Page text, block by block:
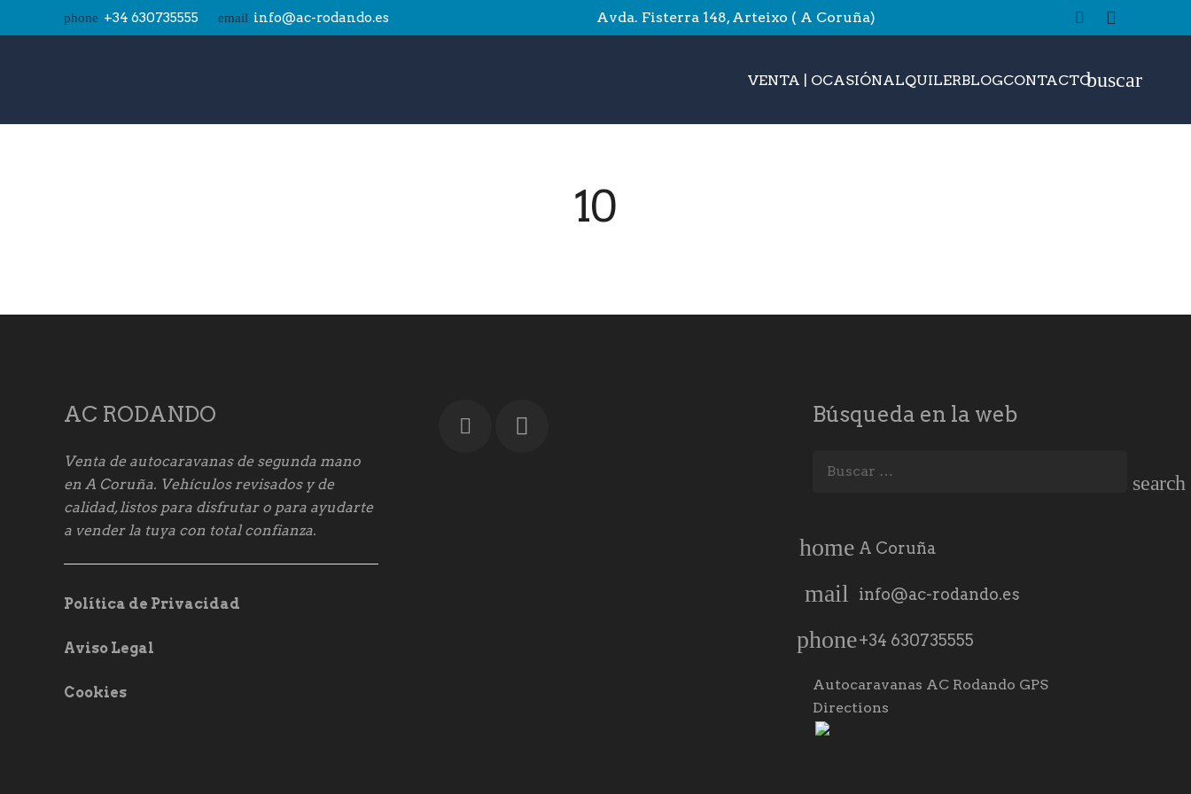
phone +34 630735555 email info@ac-rodando.es Avda. Fisterra 148, Arteixo ( A Coruña)
VENTA | OCASIÓNALQUILERBLOGCONTACTObuscar
10
AC RODANDO
Venta de autocaravanas de segunda mano
en A Coruña. Vehículos revisados y de
calidad, listos para disfrutar o para ayudarte
a vender la tuya con total confianza.
Política de Privacidad
Aviso Legal
Cookies
Búsqueda en la web
home A Coruña
mail info@ac-rodando.es
phone+34 630735555
Autocaravanas AC Rodando GPS
Directions